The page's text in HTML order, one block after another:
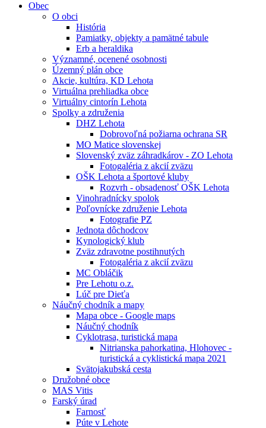
Obec
O obci
História
Pamiatky, objekty a pamätné tabule
Erb a heraldika
Významné, ocenené osobnosti
Územný plán obce
Akcie, kultúra, KD Lehota
Virtuálna prehliadka obce
Virtuálny cintorín Lehota
Spolky a združenia
DHZ Lehota
Dobrovoľná požiarna ochrana SR
MO Matice slovenskej
Slovenský zväz záhradkárov - ZO Lehota
Fotogaléria z akcií zväzu
OŠK Lehota a športové kluby
Rozvrh - obsadenosť OŠK Lehota
Vinohradnícky spolok
Poľovnícke združenie Lehota
Fotografie PZ
Jednota dôchodcov
Kynologický klub
Zväz zdravotne postihnutých
Fotogaléria z akcií zväzu
MC Obláčik
Pre Lehotu o.z.
Lúč pre Dieťa
Náučný chodník a mapy
Mapa obce - Google maps
Náučný chodník
Cyklotrasa, turistická mapa
Nitrianska pahorkatina, Hlohovec -
turistická a cyklistická mapa 2021
Svätojakubská cesta
Družobné obce
MAS Vitis
Farský úrad
Farnosť
Púte v Lehote